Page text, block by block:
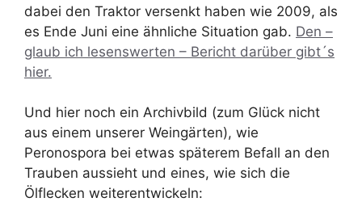
dabei den Traktor versenkt haben wie 2009, als
es Ende Juni eine ähnliche Situation gab. Den –
glaub ich lesenswerten – Bericht darüber gibt´s
hier.
Und hier noch ein Archivbild (zum Glück nicht
aus einem unserer Weingärten), wie
Peronospora bei etwas späterem Befall an den
Trauben aussieht und eines, wie sich die
Ölflecken weiterentwickeln: